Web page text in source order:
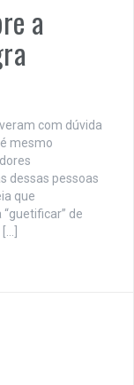
a
com dúvida
mesmo
dessas pessoas
que
de